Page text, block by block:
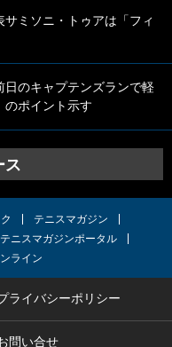
ミソニ・トゥアは「フィ
日のキャプテンズランで軽
のポイント示す
ス
テニスマガジン
ニスマガジンポータル
ライン
ライバシーポリシー
問い合せ